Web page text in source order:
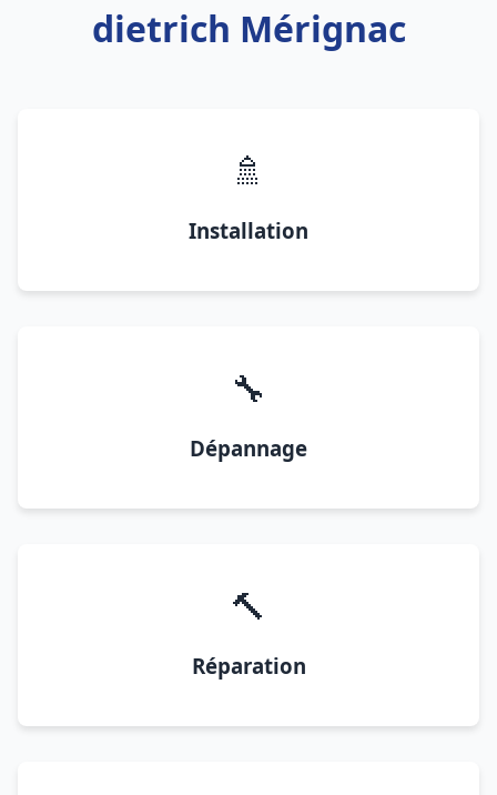
dietrich Mérignac
🚿
Installation
🔧
Dépannage
🔨
Réparation